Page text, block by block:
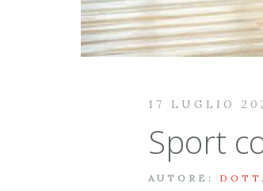
17 LUGLIO
Sport
AUTORE: